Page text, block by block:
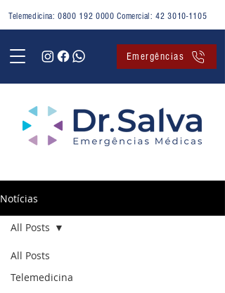
Emergências
Telemedicina:0800 192 0000 Comercial:42 3010-1105
Notícias
All Posts
Telemedicina
All Posts